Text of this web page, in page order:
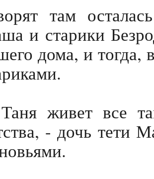
там
и старики
дома, и
живет все
- дочь тети